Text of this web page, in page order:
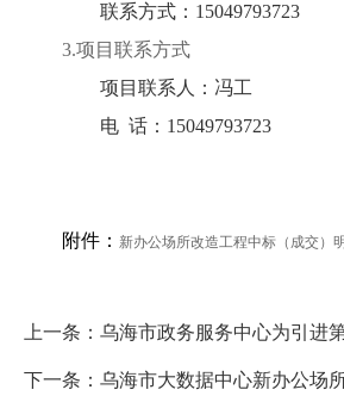
联系方式： 15049793723
3.项目联系方式
项目联系人： 冯工
电 话： 15049793723
附件： 新办公场所改造工程中标（成交）
上一条： 乌海市政务服务中心为引进
下一条： 乌海市大数据中心新办公场